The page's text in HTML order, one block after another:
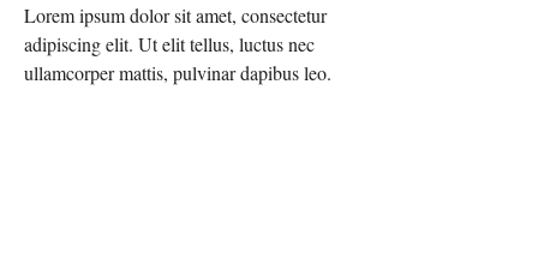
Lorem ipsum dolor sit amet, consectetur
adipiscing elit. Ut elit tellus, luctus nec
ullamcorper mattis, pulvinar dapibus leo.